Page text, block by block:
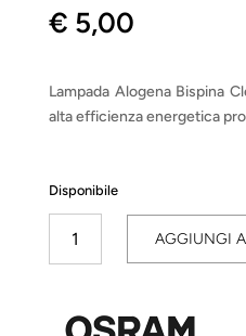
€ 5,00
Lampada Alogena Bispina
alta efficienza energetica
Disponibile
Clear
12V
AGGIUNGI